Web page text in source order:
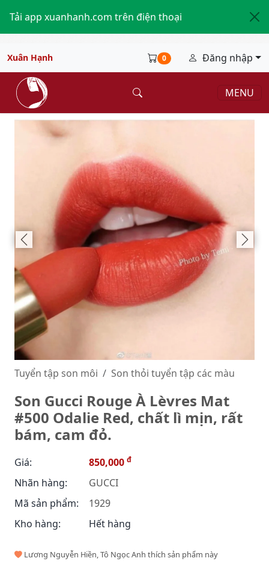
Tải app xuanhanh.com trên điện thoại
Xuân Hạnh 0 Đăng nhập
MENU
Tuyển tập son môi Son thỏi tuyển tập các màu
Son Gucci Rouge À Lèvres Mat
#500 Odalie Red, chất lì mịn, rất
bám, cam đỏ.
Giá: 850,000 đ
Nhãn hàng:
GUCCI
Mã sản phẩm:
1929
Kho hàng:
Hết hàng
Lương Nguyễn Hiền, Tô Ngọc Anh thích sản phẩm này